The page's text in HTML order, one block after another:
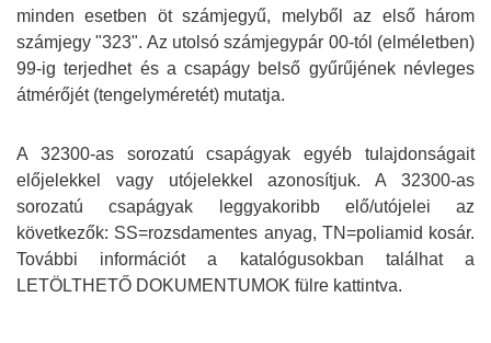
minden esetben öt számjegyű, melyből az első három
számjegy "323". Az utolsó számjegypár 00-tól (elméletben)
99-ig terjedhet és a csapágy belső gyűrűjének névleges
átmérőjét (tengelyméretét) mutatja.
A 32300-as sorozatú csapágyak egyéb tulajdonságait
előjelekkel vagy utójelekkel azonosítjuk. A 32300-as
sorozatú csapágyak leggyakoribb elő/utójelei az
következők: SS=rozsdamentes anyag, TN=poliamid kosár.
További információt a katalógusokban találhat a
LETÖLTHETŐ DOKUMENTUMOK fülre kattintva.